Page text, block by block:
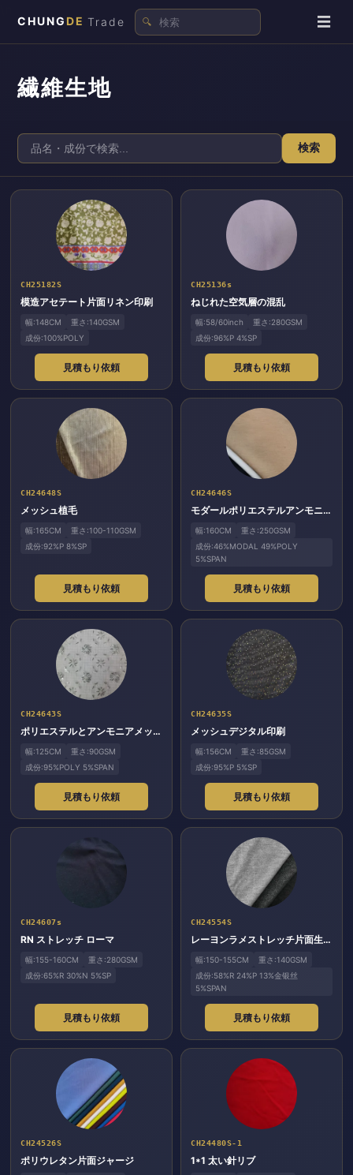
CHUNG DE Trade 🔍 ☰
繊維生地
検索
CH25182S
模造アセテート片面リネン印刷
幅:148CM
重さ:140GSM
成份:100%POLY
見積もり依頼
CH25136s
ねじれた空気層の混乱
幅:58/60inch
重さ:280GSM
成份:96%P 4%SP
見積もり依頼
CH24648S
メッシュ植毛
幅:165CM
重さ:100-110GSM
成份:92%P 8%SP
見積もり依頼
CH24646S
モダールポリエステルアンモニア空気層50SM/75D
幅:160CM
重さ:250GSM
成份:46%MODAL 49%POLY
5%SPAN
見積もり依頼
CH24643S
ポリエステルとアンモニアメッシュのスパンコールとチューブ刺繍
幅:125CM
重さ:90GSM
成份:95%POLY 5%SPAN
見積もり依頼
CH24635S
メッシュデジタル印刷
幅:156CM
重さ:85GSM
成份:95%P 5%SP
見積もり依頼
CH24607s
RN ストレッチ ローマ
幅:155-160CM
重さ:280GSM
成份:65%R 30%N 5%SP
見積もり依頼
CH24554S
レーヨンラメストレッチ片面生地
幅:150-155CM
重さ:140GSM
成份:58%R 24%P 13%金银丝
5%SPAN
見積もり依頼
CH24526S
ポリウレタン片面ジャージ
CH24480S-1
1*1 太い針リブ